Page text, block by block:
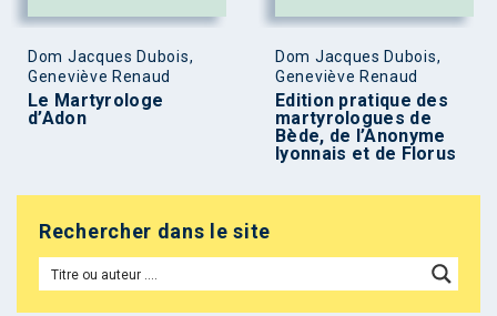
Dom Jacques Dubois,
Geneviève Renaud
Le Martyrologe
d’Adon
Dom Jacques Dubois,
Geneviève Renaud
Edition pratique des
martyrologues de
Bède, de l’Anonyme
lyonnais et de Florus
Rechercher dans le site